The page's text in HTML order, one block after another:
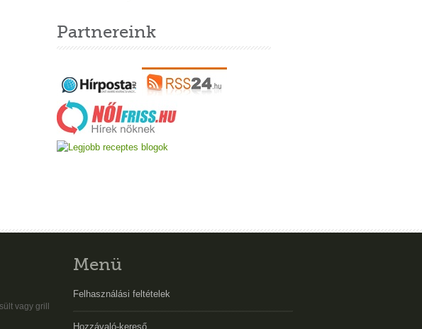
Partnereink
vagy grill
Menü
Felhasználási feltételek
Hozzávaló-kereső